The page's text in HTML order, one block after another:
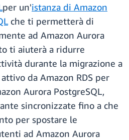
per un'istanza di Amazon
che ti permetterà di
ad Amazon Aurora
ti aiuterà a ridurre
durante la migrazione a
da Amazon RDS per
Aurora PostgreSQL,
sincronizzate fino a che
per spostare le
ad Amazon Aurora